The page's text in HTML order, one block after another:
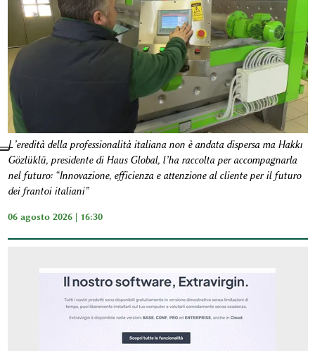
L’eredità della professionalità italiana non è andata dispersa ma Hakkı
Gözlüklü, presidente di Haus Global, l’ha raccolta per accompagnarla
nel futuro: “Innovazione, efficienza e attenzione al cliente per il futuro
dei frantoi italiani”
06 agosto 2026 | 16:30